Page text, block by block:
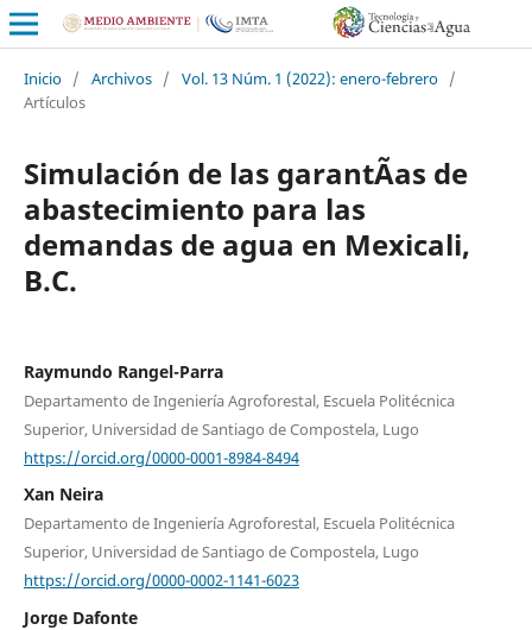
Inicio / Archivos / Vol. 13 Núm. 1 (2022): enero-febrero /
Artículos
Simulación de las garantÃ­as de
abastecimiento para las
demandas de agua en Mexicali,
B.C.
Raymundo Rangel-Parra
Departamento de Ingeniería Agroforestal, Escuela Politécnica
Superior, Universidad de Santiago de Compostela, Lugo
https://orcid.org/0000-0001-8984-8494
Xan Neira
Departamento de Ingeniería Agroforestal, Escuela Politécnica
Superior, Universidad de Santiago de Compostela, Lugo
https://orcid.org/0000-0002-1141-6023
Jorge Dafonte